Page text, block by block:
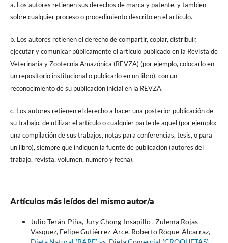
a. Los autores retienen sus derechos de marca y patente, y tambien
sobre cualquier proceso o procedimiento descrito en el artículo.
b. Los autores retienen el derecho de compartir, copiar, distribuir,
ejecutar y comunicar públicamente el articulo publicado en la Revista de
Veterinaria y Zootecnia Amazónica (REVZA) (por ejemplo, colocarlo en
un repositorio institucional o publicarlo en un libro), con un
reconocimiento de su publicación inicial en la REVZA.
c. Los autores retienen el derecho a hacer una posterior publicación de
su trabajo, de utilizar el artículo o cualquier parte de aquel (por ejemplo:
una compilación de sus trabajos, notas para conferencias, tesis, o para
un libro), siempre que indiquen la fuente de publicación (autores del
trabajo, revista, volumen, numero y fecha).
Artículos más leídos del mismo autor/a
Julio Terán-Piña, Jury Chong-Insapillo , Zulema Rojas-
Vasquez, Felipe Gutiérrez-Arce, Roberto Roque-Alcarraz,